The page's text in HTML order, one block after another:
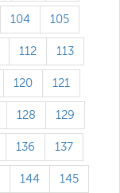
104 105
112 113
120 121
128 129
136 137
144 145